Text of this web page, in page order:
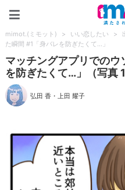
mimot.(ミモット) > いい恋したい >
た瞬間 #1「身バレを防ぎたくて…」
マッチングアプリでの
を防ぎたくて…」（写真
弘田 香 ・上田 耀子